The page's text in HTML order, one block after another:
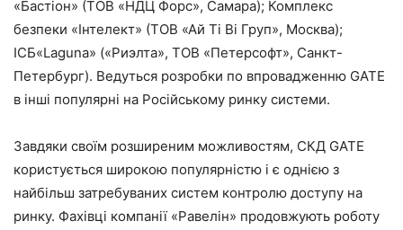
«Бастіон» (ТОВ «НДЦ Форс», Самара); Комплекс
безпеки «Інтелект» (ТОВ «Ай Ті Ві Груп», Москва);
ІСБ«Laguna» («Риэлта», ТОВ «Петерсофт», Санкт-
Петербург). Ведуться розробки по впровадженню GATE
в інші популярні на Російському ринку системи.
Завдяки своїм розширеним можливостям, СКД GATE
користується широкою популярністю і є однією з
найбільш затребуваних систем контролю доступу на
ринку. Фахівці компанії «Равелін» продовжують роботу